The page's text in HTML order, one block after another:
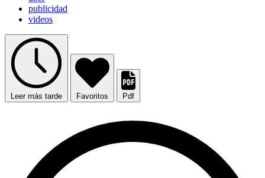
publicidad
videos
Leer más tarde Favoritos Pdf